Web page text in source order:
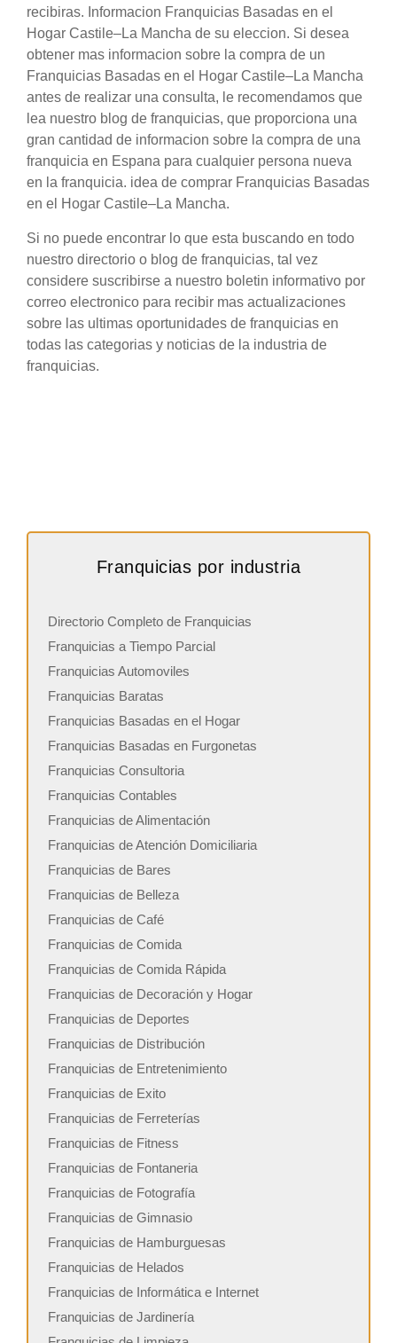
recibiras. Informacion Franquicias Basadas en el
Hogar Castile–La Mancha de su eleccion. Si desea
obtener mas informacion sobre la compra de un
Franquicias Basadas en el Hogar Castile–La Mancha
antes de realizar una consulta, le recomendamos que
lea nuestro blog de franquicias, que proporciona una
gran cantidad de informacion sobre la compra de una
franquicia en Espana para cualquier persona nueva
en la franquicia. idea de comprar Franquicias Basadas
en el Hogar Castile–La Mancha.
Si no puede encontrar lo que esta buscando en todo
nuestro directorio o blog de franquicias, tal vez
considere suscribirse a nuestro boletin informativo por
correo electronico para recibir mas actualizaciones
sobre las ultimas oportunidades de franquicias en
todas las categorias y noticias de la industria de
franquicias.
Franquicias por industria
Directorio Completo de Franquicias
Franquicias a Tiempo Parcial
Franquicias Automoviles
Franquicias Baratas
Franquicias Basadas en el Hogar
Franquicias Basadas en Furgonetas
Franquicias Consultoria
Franquicias Contables
Franquicias de Alimentación
Franquicias de Atención Domiciliaria
Franquicias de Bares
Franquicias de Belleza
Franquicias de Café
Franquicias de Comida
Franquicias de Comida Rápida
Franquicias de Decoración y Hogar
Franquicias de Deportes
Franquicias de Distribución
Franquicias de Entretenimiento
Franquicias de Exito
Franquicias de Ferreterías
Franquicias de Fitness
Franquicias de Fontaneria
Franquicias de Fotografía
Franquicias de Gimnasio
Franquicias de Hamburguesas
Franquicias de Helados
Franquicias de Informática e Internet
Franquicias de Jardinería